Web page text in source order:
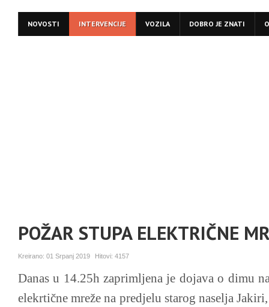
NOVOSTI INTERVENCIJE VOZILA DOBRO JE ZNATI
POŽAR STUPA ELEKTRIČNE
Kreirano: 01 Srpanj 2019 Hitovi: 4157
Danas u 14.25h zaprimljena je dojava o dimu
elekrtične mreže na predjelu starog naselja